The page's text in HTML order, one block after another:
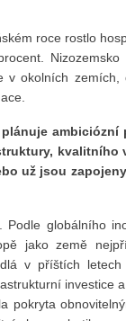
roce rostlo
Nizozemsko
v okolních zemích,
ambiciózní
kvalitního
už jsou
Podle globálního
jako země
v příštích
investice
pokryta